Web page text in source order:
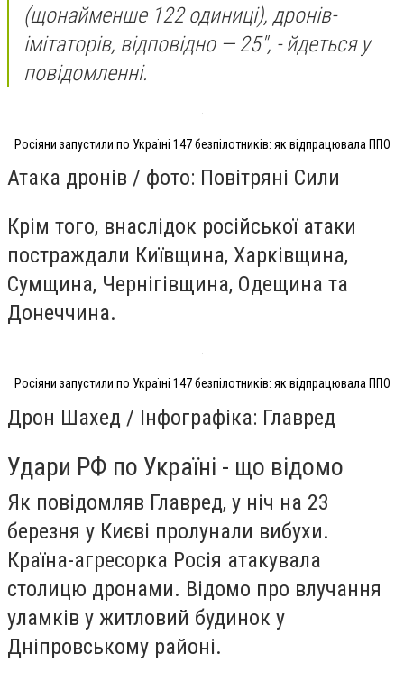
(щонайменше 122 одиниці), дронів-
імітаторів, відповідно — 25", - йдеться у
повідомленні.
Росіяни запустили по Україні 147 безпілотників: як відпрацювала ППО
Атака дронів / фото: Повітряні Сили
Крім того, внаслідок російської атаки
постраждали Київщина, Харківщина,
Сумщина, Чернігівщина, Одещина та
Донеччина.
Росіяни запустили по Україні 147 безпілотників: як відпрацювала ППО
Дрон Шахед / Інфографіка: Главред
Удари РФ по Україні - що відомо
Як повідомляв Главред, у ніч на 23
березня у Києві пролунали вибухи.
Країна-агресорка Росія атакувала
столицю дронами. Відомо про влучання
уламків у житловий будинок у
Дніпровському районі.